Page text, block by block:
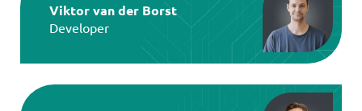
Viktor van der Borst
Developer